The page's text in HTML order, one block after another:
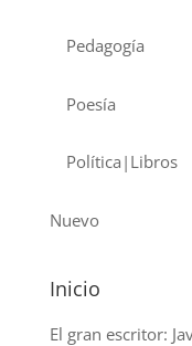
Pedagogía
Poesía
Política|Libros
Nuevo
Inicio
El gran escritor: